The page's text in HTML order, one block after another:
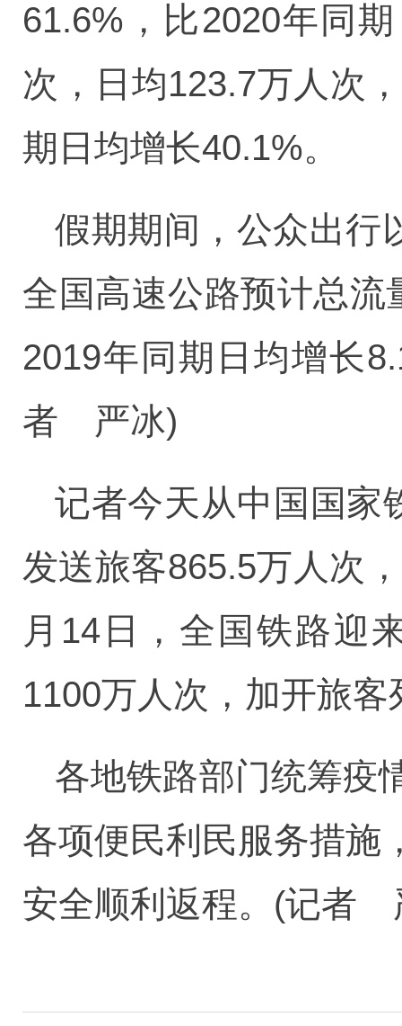
61.6%，比2020年同
次，日均123.7万人次
期日均增长40.1%。
假期期间，公众出行
全国高速公路预计总流
2019年同期日均增长
者 严冰)
记者今天从中国国家
发送旅客865.5万人次
月14日，全国铁路迎
1100万人次，加开旅客
各地铁路部门统筹疫
各项便民利民服务措施
安全顺利返程。(记者